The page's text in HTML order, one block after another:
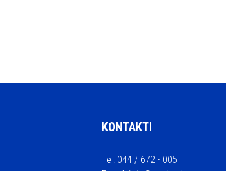
KONTAKTI
Tel: 044 / 672 - 005